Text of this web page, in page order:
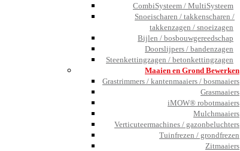
CombiSysteem / MultiSysteem
Snoeischaren / takkenscharen /
takkenzagen / snoeizagen
Bijlen / bosbouwgereedschap
Doorslijpers / bandenzagen
Steenkettingzagen / betonkettingzagen
Maaien en Grond Bewerken
Grastrimmers / kantenmaaiers / bosmaaiers
Grasmaaiers
iMOW® robotmaaiers
Mulchmaaiers
Verticuteermachines / gazonbeluchters
Tuinfrezen / grondfrezen
Zitmaaiers